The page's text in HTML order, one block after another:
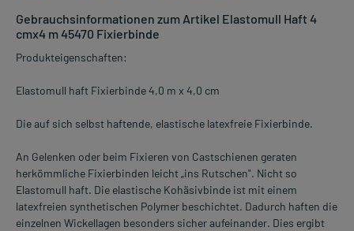
Gebrauchsinformationen zum Artikel Elastomull Haft 4
cmx4 m 45470 Fixierbinde
Produkteigenschaften:
Elastomull haft Fixierbinde 4,0 m x 4,0 cm
Die auf sich selbst haftende, elastische latexfreie Fixierbinde.
An Gelenken oder beim Fixieren von Castschienen geraten
herkömmliche Fixierbinden leicht „ins Rut­schen". Nicht so
Elastomull haft. Die elastische Kohäsivbinde ist mit einem
latexfreien syntheti­schen Polymer beschichtet. Dadurch haften die
einzelnen Wickellagen besonders sicher aufeinan­der. Dies ergibt